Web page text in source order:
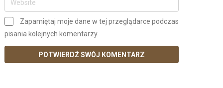
Zapamiętaj moje dane w tej przeglądarce podczas
pisania kolejnych komentarzy.